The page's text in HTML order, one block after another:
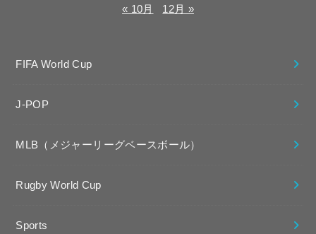
« 10月
12月 »
FIFA World Cup
J-POP
MLB（メジャーリーグベースボール）
Rugby World Cup
Sports